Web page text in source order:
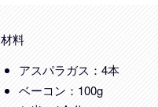
材料
アスパラガス：4本
ベーコン：100g